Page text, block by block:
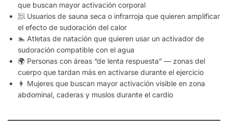
que buscan mayor activación corporal
🧖 Usuarios de sauna seca o infrarroja que quieren amplificar
el efecto de sudoración del calor
🏊 Atletas de natación que quieren usar un activador de
sudoración compatible con el agua
🌍 Personas con áreas “de lenta respuesta” — zonas del
cuerpo que tardan más en activarse durante el ejercicio
👩 Mujeres que buscan mayor activación visible en zona
abdominal, caderas y muslos durante el cardio